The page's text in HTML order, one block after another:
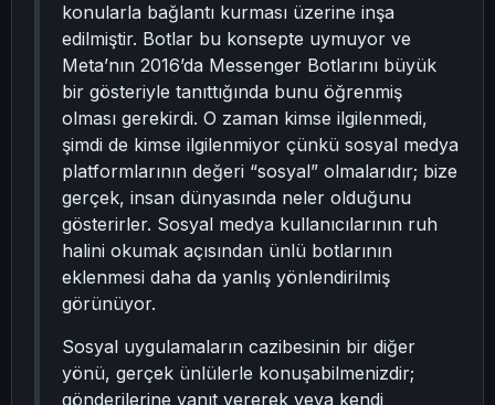
konularla bağlantı kurması üzerine inşa
edilmiştir. Botlar bu konsepte uymuyor ve
Meta’nın 2016’da Messenger Botlarını büyük
bir gösteriyle tanıttığında bunu öğrenmiş
olması gerekirdi. O zaman kimse ilgilenmedi,
şimdi de kimse ilgilenmiyor çünkü sosyal medya
platformlarının değeri “sosyal” olmalarıdır; bize
gerçek, insan dünyasında neler olduğunu
gösterirler. Sosyal medya kullanıcılarının ruh
halini okumak açısından ünlü botlarının
eklenmesi daha da yanlış yönlendirilmiş
görünüyor.
Sosyal uygulamaların cazibesinin bir diğer
yönü, gerçek ünlülerle konuşabilmenizdir;
gönderilerine yanıt vererek veya kendi